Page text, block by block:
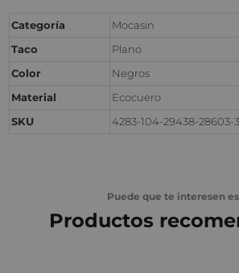
Categoría
Mocasin
Taco
Plano
Color
Negros
Material
Ecocuero
SKU
4283-104-29438-28603-
Puede que te interesen
Productos